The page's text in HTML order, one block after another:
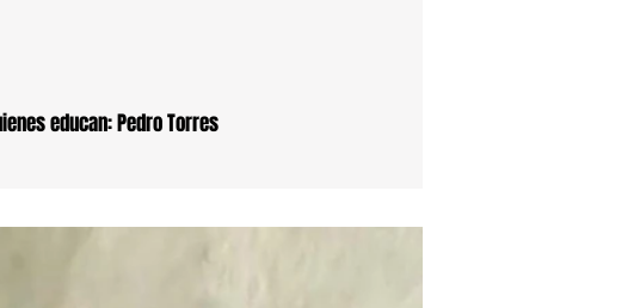
educan: Pedro Torres